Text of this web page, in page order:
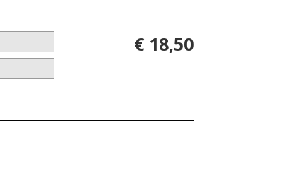
€ 18,50